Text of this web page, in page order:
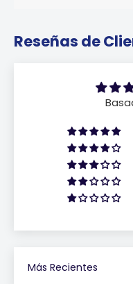
Reseñas de
Sort by